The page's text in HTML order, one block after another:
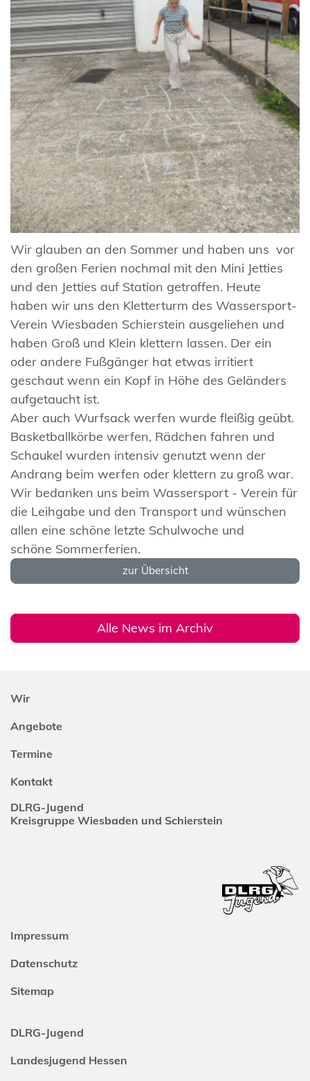
Wir glauben an den Sommer und haben uns vor
den großen Ferien nochmal mit den Mini Jetties
und den Jetties auf Station getroffen. Heute
haben wir uns den Kletterturm des Wassersport-
Verein Wiesbaden Schierstein ausgeliehen und
haben Groß und Klein klettern lassen. Der ein
oder andere Fußgänger hat etwas irritiert
geschaut wenn ein Kopf in Höhe des Geländers
aufgetaucht ist.
Aber auch Wurfsack werfen wurde fleißig geübt.
Basketballkörbe werfen, Rädchen fahren und
Schaukel wurden intensiv genutzt wenn der
Andrang beim werfen oder klettern zu groß war.
Wir bedanken uns beim Wassersport - Verein für
die Leihgabe und den Transport und wünschen
allen eine schöne letzte Schulwoche und
schöne Sommerferien.
zur Übersicht
Alle News im Archiv
Wir
Angebote
Termine
Kontakt
DLRG-Jugend
Kreisgruppe Wiesbaden und Schierstein
Impressum
Datenschutz
Sitemap
DLRG-Jugend
Landesjugend Hessen